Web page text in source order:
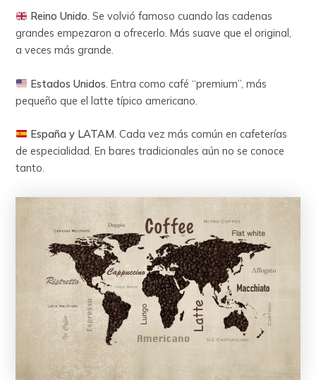
Reino Unido. Se volvió famoso cuando las cadenas
grandes empezaron a ofrecerlo. Más suave que el original,
a veces más grande.
Estados Unidos . Entra como café “premium”, más
pequeño que el latte típico americano.
España y LATAM. Cada vez más común en cafeterías
de especialidad. En bares tradicionales aún no se conoce
tanto.